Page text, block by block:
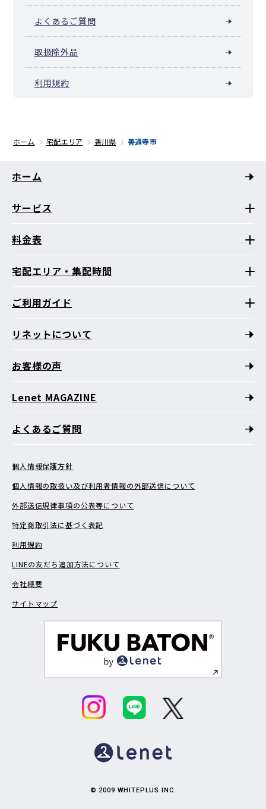
よくあるご質問
取扱除外品
利用規約
ホーム 宅配エリア 香川県 善通寺市
ホーム
サービス
料金表
宅配エリア・集配時間
ご利用ガイド
リネットについて
お客様の声
Lenet MAGAZINE
よくあるご質問
個人情報保護方針
個人情報の取扱い及び利用者情報の外部送信について
外部送信規律事項の公表等について
特定商取引法に基づく表記
利用規約
LINEの友だち追加方法について
会社概要
サイトマップ
© 2009 WHITEPLUS INC.